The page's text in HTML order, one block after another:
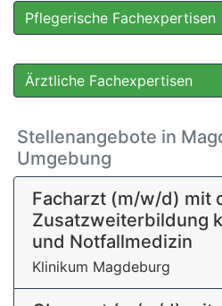
Pflegerische Fachexpertisen
Ärztliche Fachexpertisen
Stellenangebote in
Umgebung
Facharzt (m/w/d) mit
Zusatzweiterbildung
und Notfallmedizin
Klinikum Magdeburg